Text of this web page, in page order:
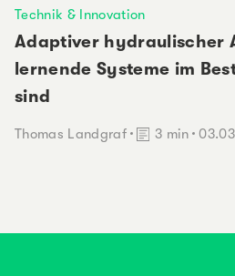
Technik & Innovation
Adaptiver hydraulischer
lernende Systeme im
sind
Thomas Landgraf Lesedauer:
3 min